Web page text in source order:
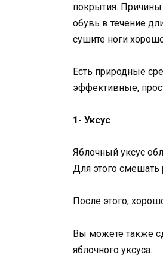
покрытия. Причины
обувь в течение
сушите ноги
Есть природные
эффективные,
1- Уксус
Яблочный уксус
Для этого смешать
После этого,
Вы можете также
яблочного уксуса.